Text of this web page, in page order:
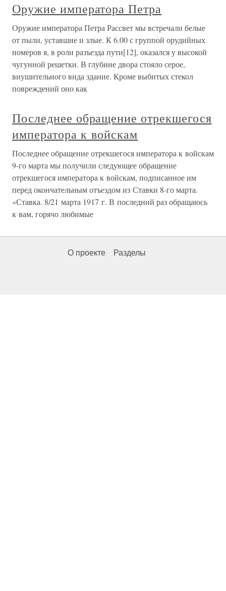
Оружие императора Петра
Оружие императора Петра Рассвет мы встречали белые
от пыли, уставшие и злые. К 6.00 с группой орудийных
номеров я, в роли разъезда пути[12], оказался у высокой
чугунной решетки. В глубине двора стояло серое,
внушительного вида здание. Кроме выбитых стекол
повреждений оно как
Последнее обращение отрекшегося
императора к войскам
Последнее обращение отрекшегося императора к войскам
9-го марта мы получили следующее обращение
отрекшегося императора к войскам, подписанное им
перед окончательным отъездом из Ставки 8-го марта.
«Ставка. 8/21 марта 1917 г. В последний раз обращаюсь
к вам, горячо любимые
О проекте Разделы